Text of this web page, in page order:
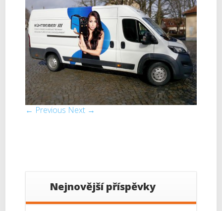
← Previous Next →
Nejnovější příspěvky